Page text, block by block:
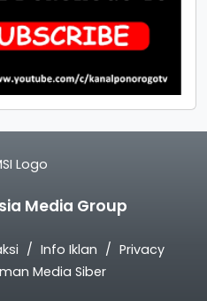
Media Group
Info Iklan
Privacy
Media Siber